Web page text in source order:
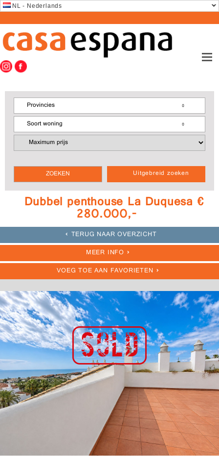
NL - Nederlands
Uitgebreid zoeken
Provincies
Soort woning
Dubbel penthouse La Duquesa €
280.000,-
TERUG NAAR OVERZICHT
MEER INFO
VOEG TOE AAN FAVORIETEN